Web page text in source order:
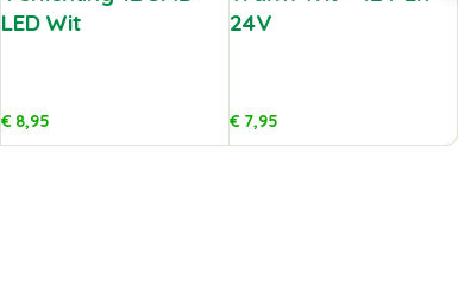
LED Wit
€8,95
24V
€7,95